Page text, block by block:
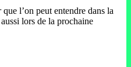
que l’on peut entendre dans la
lors de la prochaine